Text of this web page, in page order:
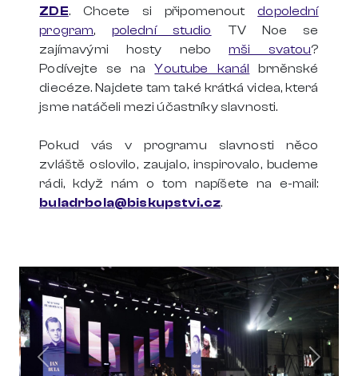
ZDE. Chcete si připomenout dopolední
program, polední studio TV Noe se
zajímavými hosty nebomši svatou?
Podívejte se naYoutube kanál brněnské
diecéze. Najdete tam také krátká videa, která
jsme natáčeli mezi účastníky slavnosti.
Pokud vás v programu slavnosti něco
zvláště oslovilo, zaujalo, inspirovalo, budeme
rádi, když nám o tom napíšete na e-mail:
buladrbola@biskupstvi.cz.